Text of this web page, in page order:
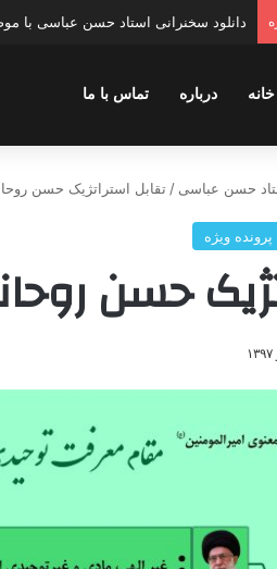
دانلود سخنرانی استاد حسن عباسی با
خانه درباره تماس با ما
حسن عباسی / تقابل استراتژیک حسن
پرونده ویژه
حسن